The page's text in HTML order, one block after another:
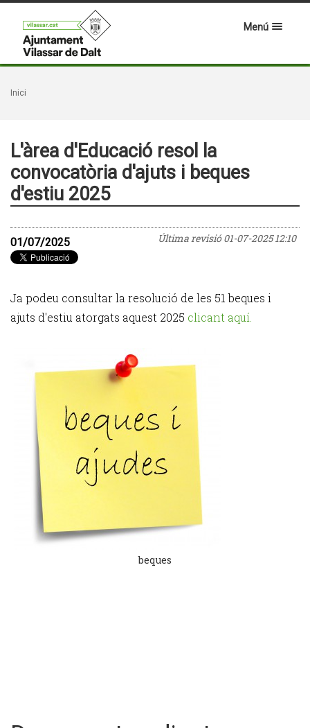
Menú
Inici
L'àrea d'Educació resol la
convocatòria d'ajuts i beques
d'estiu 2025
Última revisió01-07-2025 12:10
01/07/2025
Ja podeu consultar la resolució de les 51 beques i
ajuts d'estiu atorgats aquest 2025 clicant aquí.
beques